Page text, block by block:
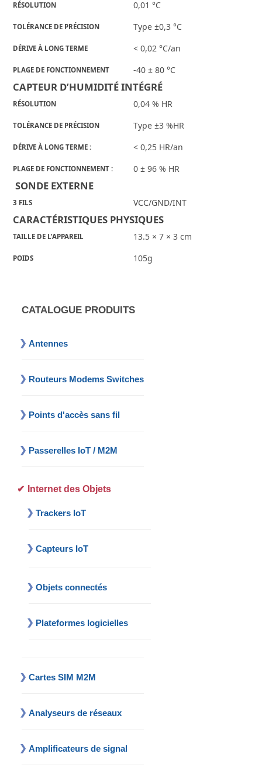
RÉSOLUTION 0,01 °C
TOLÉRANCE DE PRÉCISION Type ±0,3 °C
DÉRIVE À LONG TERME < 0,02 °C/an
PLAGE DE FONCTIONNEMENT -40 ± 80 °C
CAPTEUR D’HUMIDITÉ INTÉGRÉ
RÉSOLUTION 0,04 % HR
TOLÉRANCE DE PRÉCISION Type ±3 %HR
DÉRIVE À LONG TERME : < 0,25 HR/an
PLAGE DE FONCTIONNEMENT : 0 ± 96 % HR
SONDE EXTERNE
3 FILS VCC/GND/INT
CARACTÉRISTIQUES PHYSIQUES
TAILLE DE L’APPAREIL 13.5 × 7 × 3 cm
POIDS 105g
CATALOGUE PRODUITS
Antennes
Routeurs Modems Switches
Points d'accès sans fil
Passerelles IoT / M2M
Internet des Objets
Trackers IoT
Capteurs IoT
Objets connectés
Plateformes logicielles
Cartes SIM M2M
Analyseurs de réseaux
Amplificateurs de signal